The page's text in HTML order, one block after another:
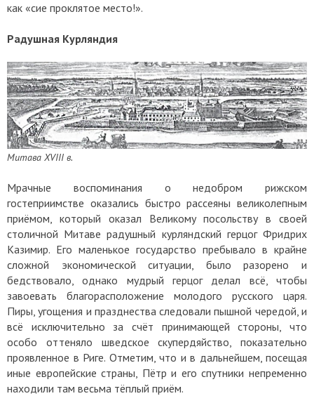
как «сие проклятое место!».
Радушная Курляндия
Митава XVIII в.
Мрачные воспоминания о недобром рижском
гостеприимстве оказались быстро рассеяны великолепным
приёмом, который оказал Великому посольству в своей
столичной Митаве радушный курляндский герцог Фридрих
Казимир. Его маленькое государство пребывало в крайне
сложной экономической ситуации, было разорено и
бедствовало, однако мудрый герцог делал всё, чтобы
завоевать благорасположение молодого русского царя.
Пиры, угощения и празднества следовали пышной чередой, и
всё исключительно за счёт принимающей стороны, что
особо оттеняло шведское скупердяйство, показательно
проявленное в Риге. Отметим, что и в дальнейшем, посещая
иные европейские страны, Пётр и его спутники непременно
находили там весьма тёплый приём.